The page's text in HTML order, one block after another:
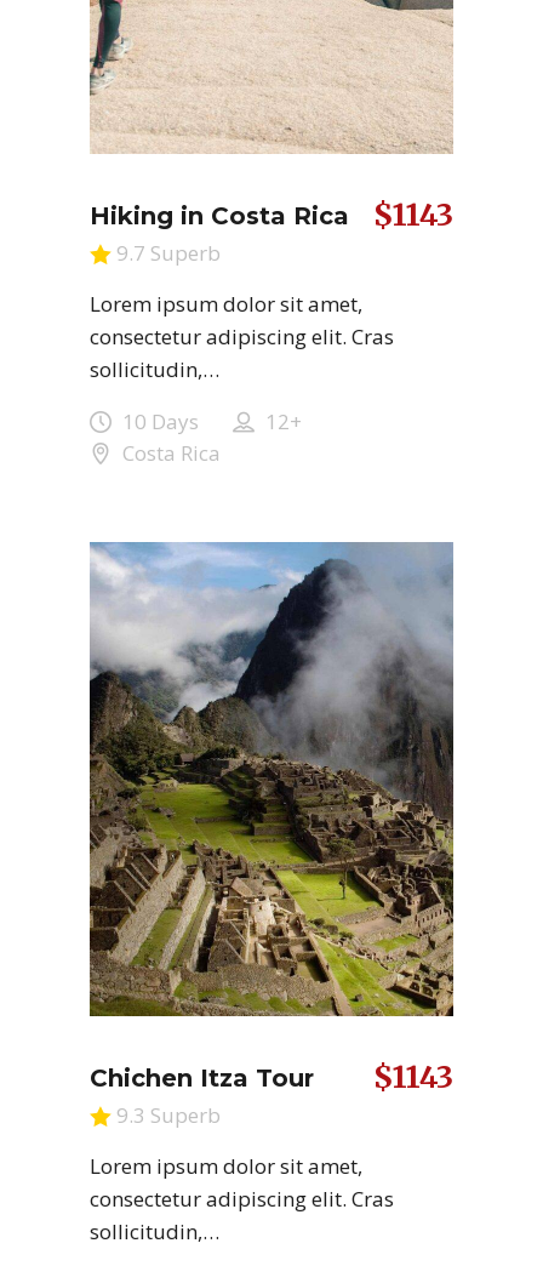
Hiking in Costa Rica $1143
9.7 Superb
Lorem ipsum dolor sit amet,
consectetur adipiscing elit. Cras
sollicitudin,…
10 Days
12+
Costa Rica
Chichen Itza Tour $1143
9.3 Superb
Lorem ipsum dolor sit amet,
consectetur adipiscing elit. Cras
sollicitudin,…